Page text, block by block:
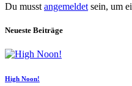
Du musst angemeldet sein, um
Neueste Beiträge
High Noon!